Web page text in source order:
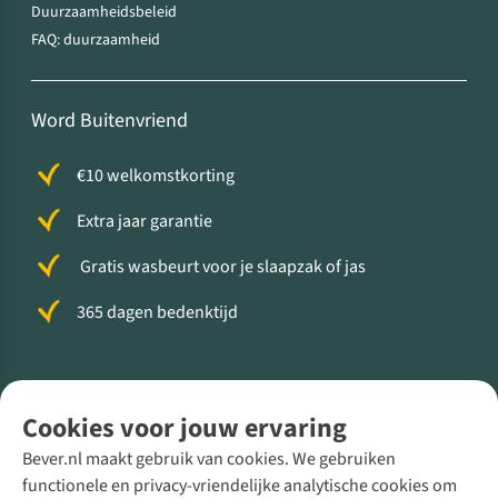
Cookies voor jouw ervaring
Bever.nl maakt gebruik van cookies. We gebruiken
functionele en privacy-vriendelijke analytische cookies om
Duurzaamheidsbeleid
FAQ: duurzaamheid
Word Buitenvriend
€10 welkomstkorting
Extra jaar garantie
Gratis wasbeurt voor je slaapzak of jas
365 dagen bedenktijd